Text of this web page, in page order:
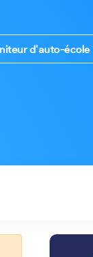
d'auto-école